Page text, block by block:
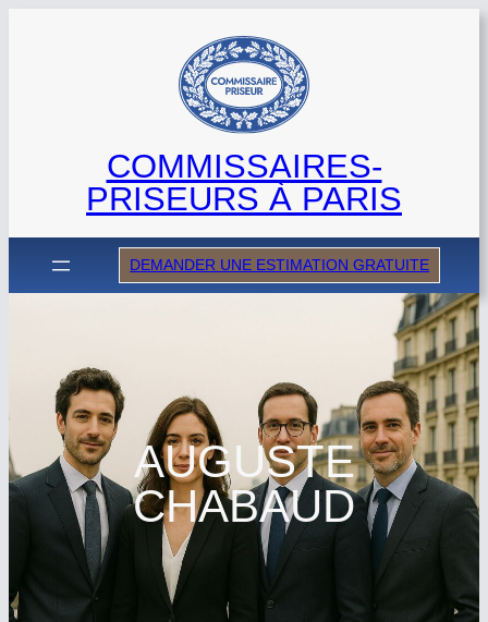
COMMISSAIRES-
PRISEURS À PARIS
DEMANDER UNE ESTIMATION GRATUITE
AUGUSTE
CHABAUD